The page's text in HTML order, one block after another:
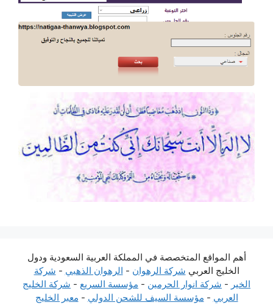
أهم المواقع المتخصصة في المملكة العربية السعودية ودول
الخليج العربي شركة الرهوان - الرهوان الذهبي - شركة
الخير - شركة انوار الحرمين - مؤسسة السريع - شركة الخليج
العربي - مؤسسة السيف للشحن الدولي - معبر الخليج